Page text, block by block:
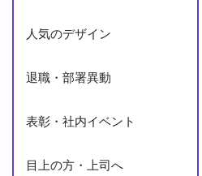
人気のデザイン
退職・部署異動
表彰・社内イベント
目上の方・上司へ